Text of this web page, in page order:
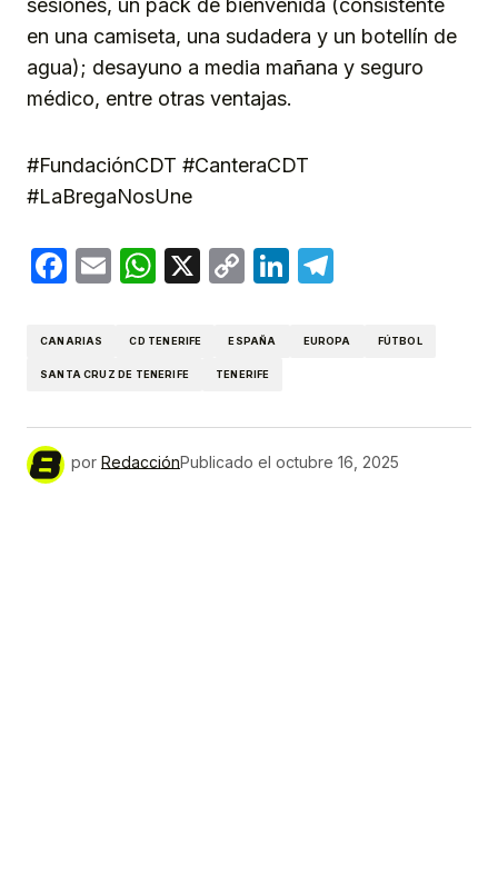
en una camiseta, una sudadera y un botellín de
agua); desayuno a media mañana y seguro
médico, entre otras ventajas.
#FundaciónCDT #CanteraCDT
#LaBregaNosUne
Facebook
EmailWhatsApp
X
CopyLinkedIn
CANARIAS CD TENERIFE ESPAÑA EUROPA FÚTBOL
SANTA CRUZ DE TENERIFE TENERIFE
por RedacciónPublicado el octubre 16, 2025